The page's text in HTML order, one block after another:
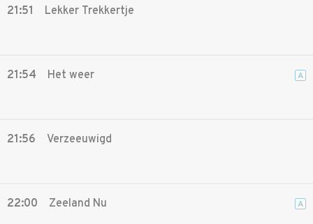
21:51 Lekker Trekkertje
21:54 Het weer A
21:56 Verzeeuwigd
22:00 Zeeland Nu A